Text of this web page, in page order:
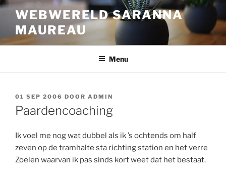
Ga
inhoud
WEBWERELD SARANNA
MAUREAU
Menu
GEPLAATST
OP
01 SEP 2006 DOOR ADMIN
Paardencoaching
Ik voel me nog wat dubbel als ik ’s ochtends om half
zeven op de tramhalte sta richting station en het verre
Zoelen waarvan ik pas sinds kort weet dat het bestaat.